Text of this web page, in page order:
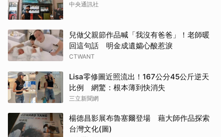
中央通訊社
兒做父親節作品喊「我沒有爸爸」！老師暖
回這句話 明金成遺孀心酸惹淚
CTWANT
Lisa零修圖近照流出！167公分45公斤逆天
比例 網驚：根本薄到快消失
三立新聞網
楊德昌影展布魯塞爾登場 藉大師作品探索
台灣文化(圖)